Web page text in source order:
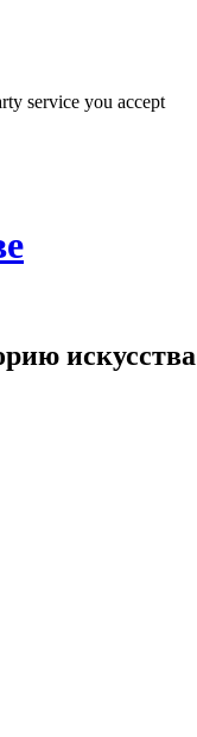
service you accept
искусства